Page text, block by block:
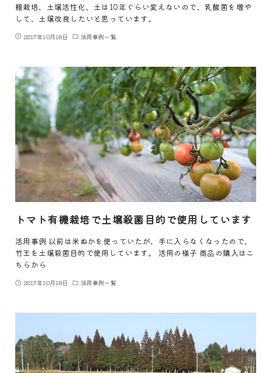
棚栽培、土壌活性化、土は10年ぐらい変えないので、乳酸菌を増や
して、土壌改良したいと思っています。
2017年10月18日 活用事例一覧
トマト有機栽培で土壌殺菌目的で使用しています
活用事例 以前は米ぬかを使っていたが、手に入らなくなったので、
竹王を土壌殺菌目的で使用しています。 活用の様子 商品の購入はこ
ちらから
2017年10月18日 活用事例一覧